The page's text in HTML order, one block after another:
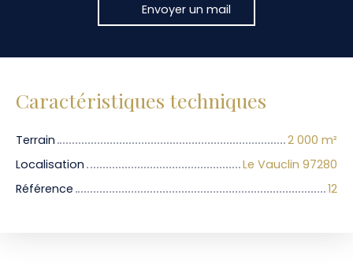
Envoyer un mail
Caractéristiques techniques
Terrain 2 000 m²
Localisation
Le Vauclin 97280
Référence
12